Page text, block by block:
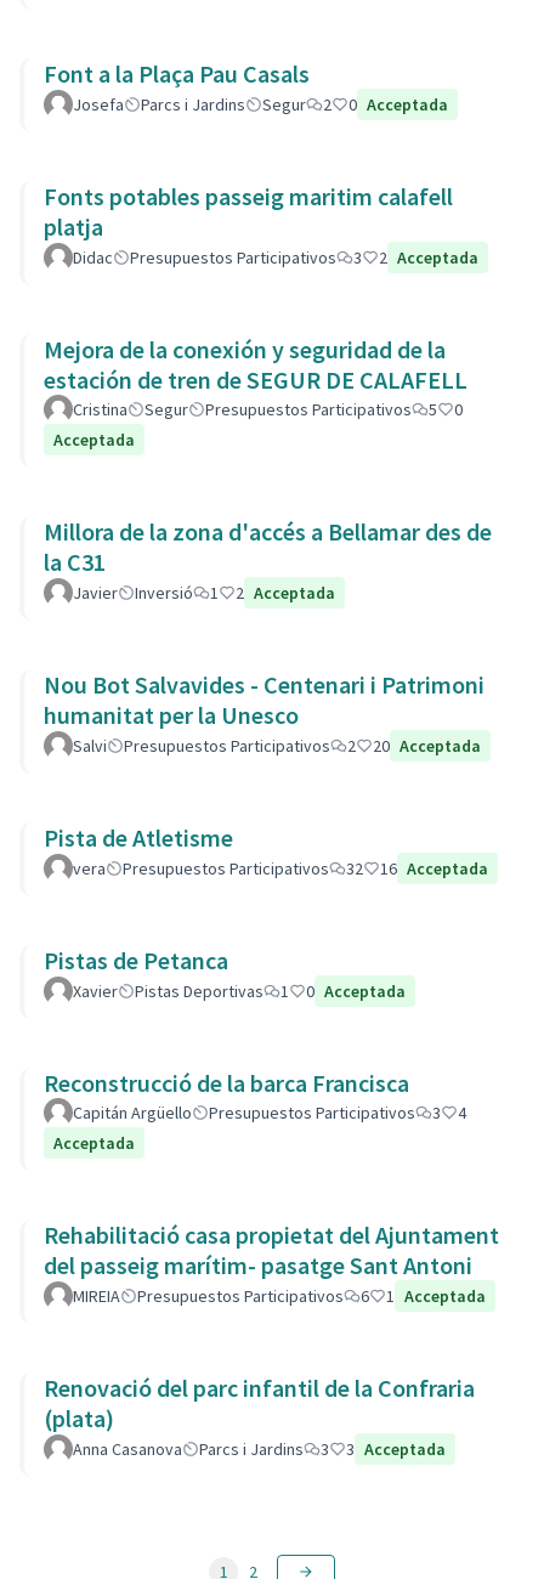
Font a la Plaça Pau Casals
Josefa Parcs i Jardins Segur 2 0 Acceptada
Fonts potables passeig maritim calafell
platja
Didac Presupuestos Participativos 3 2 Acceptada
Mejora de la conexión y seguridad de la
estación de tren de SEGUR DE CALAFELL
Cristina Segur Presupuestos Participativos 5
0
Acceptada
Millora de la zona d'accés a Bellamar des de
la C31
Javier Inversió 1 2 Acceptada
Nou Bot Salvavides - Centenari i Patrimoni
humanitat per la Unesco
Salvi Presupuestos Participativos 2 20 Acceptada
Pista de Atletisme
vera Presupuestos Participativos 32 16 Acceptada
Pistas de Petanca
Xavier Pistas Deportivas 1 0 Acceptada
Reconstrucció de la barca Francisca
Capitán Argüello Presupuestos Participativos 3
4
Acceptada
Rehabilitació casa propietat del Ajuntament
del passeig marítim- pasatge Sant Antoni
MIREIA Presupuestos Participativos 6 1 Acceptada
Renovació del parc infantil de la Confraria
(plata)
Anna Casanova Parcs i Jardins 3 3 Acceptada
1 2